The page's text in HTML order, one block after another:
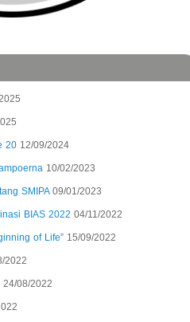
20 12/09/2024
10/02/2023
SMIPA 09/01/2023
BIAS 2022 04/11/2022
of Life” 15/09/2022
2022
24/08/2022